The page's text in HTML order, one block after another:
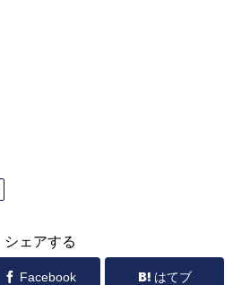
シェアする
Facebook はてブ